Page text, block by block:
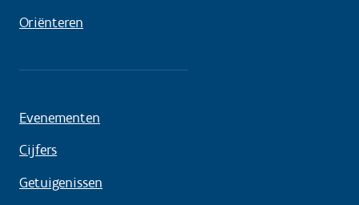
Oriënteren
Evenementen
Cijfers
Getuigenissen